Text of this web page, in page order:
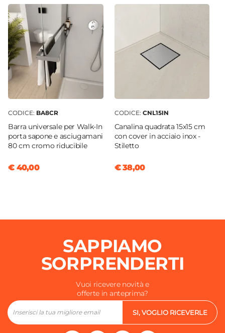
CODICE: BA8CR
Barra universale per Walk-In
porta sapone e asciugamani
80 cm cromo riducibile
€ 40,00
CODICE: CNL15IN
Canalina quadrata 15x15 cm
con cover in acciaio inox -
Stiletto
€ 38,00
SAPPIAMO
SORPRENDERTI
Vuoi ricevere novità e
offerte in anteprima?
SI, VOGLIO RICEVERLE